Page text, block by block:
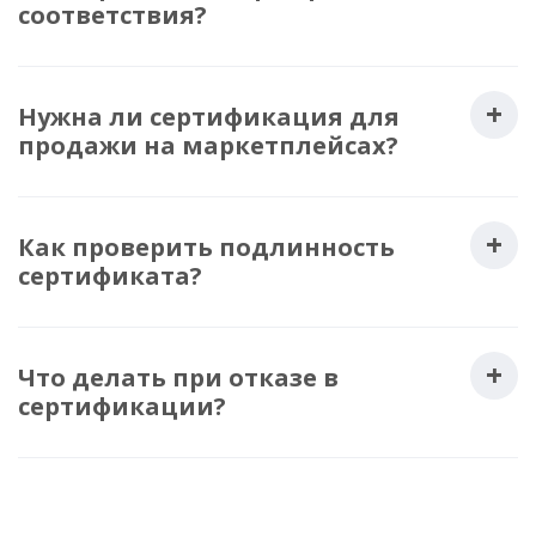
соответствия?
Нужна ли сертификация для
продажи на маркетплейсах?
Как проверить подлинность
сертификата?
Что делать при отказе в
сертификации?